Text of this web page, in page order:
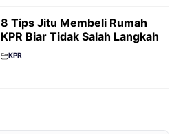
8 Tips Jitu Membeli Rumah
KPR Biar Tidak Salah Langkah
KPR